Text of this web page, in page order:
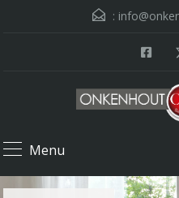
:
Menu